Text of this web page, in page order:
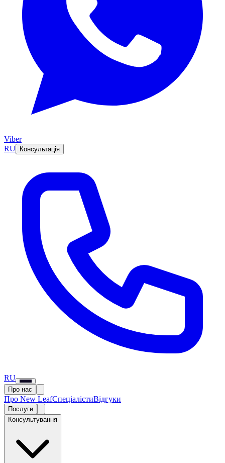
Viber
RU
Консультація
RU
Про нас
Про New LeafСпеціалістиВідгуки
Послуги
Консультування